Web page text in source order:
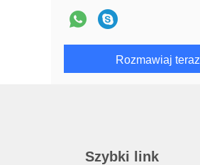
Rozmawiaj teraz
Szybki link